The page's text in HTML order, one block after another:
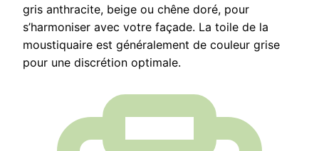
gris anthracite, beige ou chêne doré, pour
s’harmoniser avec votre façade. La toile de la
moustiquaire est généralement de couleur grise
pour une discrétion optimale.